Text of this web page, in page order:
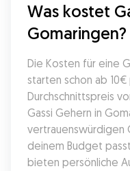
Was kostet
Gomaringen?
Die Kosten für eine
starten schon ab
Durchschnittspreis
Gassi Gehern in
vertrauenswürdigen
deinem Budget
bieten persönliche